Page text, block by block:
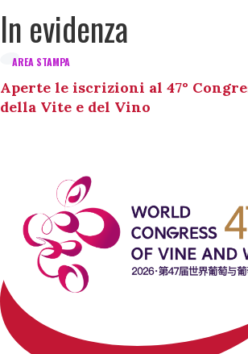
In evidenza
AREA STAMPA
Aperte le iscrizioni al 47°
della Vite e del Vino